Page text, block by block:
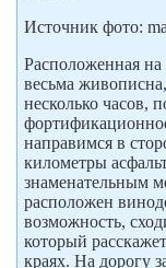
Источник фото:
Расположенная на
весьма
несколько часов,
направимся в
километры
знаменательным
расположен
возможность,
который
краях. На дорогу